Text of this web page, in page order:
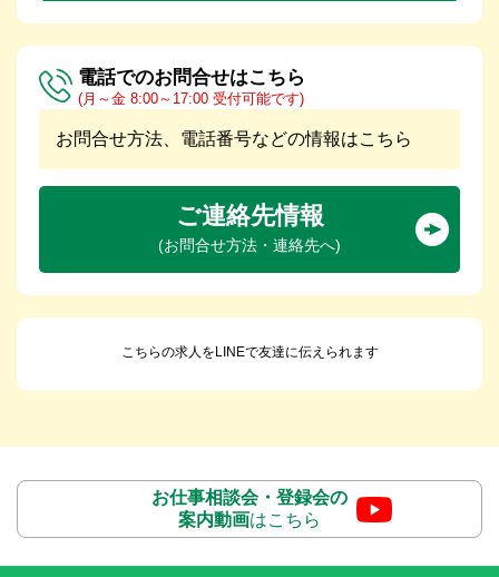
電話でのお問合せはこちら
(月～金 8:00～17:00 受付可能です)
お問合せ方法、電話番号などの情報はこちら
ご連絡先情報
(お問合せ方法・連絡先へ)
こちらの求人をLINEで友達に伝えられます
お仕事相談会・登録会の
案内動画はこちら